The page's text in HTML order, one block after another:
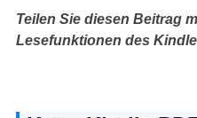
Teilen Sie diesen Beitrag
Lesefunktionen des